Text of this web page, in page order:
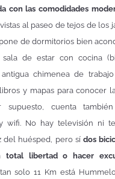
con las comodidades
al paseo de tejos de los
de dormitorios bien
sala de estar con cocina
chimenea de
y mapas para conocer
supuesto, cuenta
wifi. No hay televisión ni
del huésped, pero sídos
total libertad o hacer
solo 11 Km está